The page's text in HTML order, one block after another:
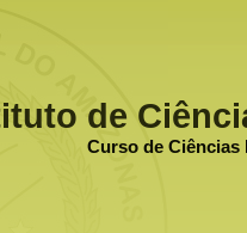
de
Curso de Ciências